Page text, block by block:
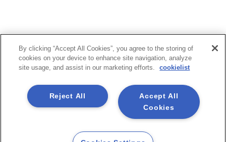
By clicking “Accept All Cookies”, you agree to the storing of
cookies on your device to enhance site navigation, analyze
site usage, and assist in our marketing efforts.
cookielist
Accept All
Cookies
Reject All